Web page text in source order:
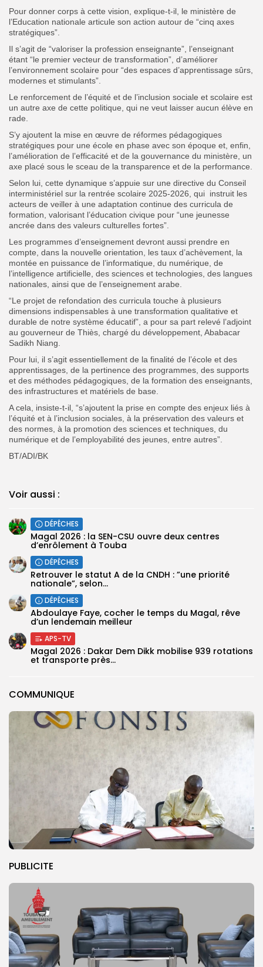
COMMUNIQUE
PUBLICITE
Pour donner corps à cette vision, explique-t-il, le ministère de
l’Education nationale articule son action autour de “cinq axes
stratégiques”.
Il s’agit de “valoriser la profession enseignante”, l’enseignant
étant “le premier vecteur de transformation”, d’améliorer
l’environnement scolaire pour “des espaces d’apprentissage sûrs,
modernes et stimulants”.
Le renforcement de l’équité et de l’inclusion sociale et scolaire est
un autre axe de cette politique, qui ne veut laisser aucun élève en
rade.
S’y ajoutent la mise en œuvre de réformes pédagogiques
stratégiques pour une école en phase avec son époque et, enfin,
l’amélioration de l’efficacité et de la gouvernance du ministère, un
axe placé sous le sceau de la transparence et de la performance.
Selon lui, cette dynamique s’appuie sur une directive du Conseil
interministériel sur la rentrée scolaire 2025-2026, qui instruit les
acteurs de veiller à une adaptation continue des curricula de
formation, valorisant l’éducation civique pour “une jeunesse
ancrée dans des valeurs culturelles fortes”.
Les programmes d’enseignement devront aussi prendre en
compte, dans la nouvelle orientation, les taux d’achèvement, la
montée en puissance de l’informatique, du numérique, de
l’intelligence artificielle, des sciences et technologies, des langues
nationales, ainsi que de l’enseignement arabe.
“Le projet de refondation des curricula touche à plusieurs
dimensions indispensables à une transformation qualitative et
durable de notre système éducatif”, a pour sa part relevé l’adjoint
au gouverneur de Thiès, chargé du développement, Ababacar
Sadikh Niang.
Pour lui, il s’agit essentiellement de la finalité de l’école et des
apprentissages, de la pertinence des programmes, des supports
et des méthodes pédagogiques, de la formation des enseignants,
des infrastructures et matériels de base.
A cela, insiste-t-il, “s’ajoutent la prise en compte des enjeux liés à
l’équité et à l’inclusion sociales, à la préservation des valeurs et
des normes, à la promotion des sciences et techniques, du
numérique et de l’employabilité des jeunes, entre autres”.
BT/ADI/BK
Voir aussi :
DÉPÊCHES
Magal 2026 : la SEN-CSU ouvre deux centres
d’enrôlement à Touba
DÉPÊCHES
Retrouver le statut A de la CNDH : ”une priorité
nationale”, selon...
DÉPÊCHES
Abdoulaye Faye, cocher le temps du Magal, rêve
d’un lendemain meilleur
APS-TV
Magal 2026 : Dakar Dem Dikk mobilise 939 rotations
et transporte près...